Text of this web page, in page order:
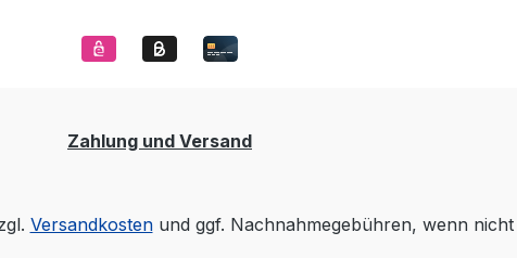
Zahlung und Versand
Versandkostenund ggf. Nachnahmegebühren, wenn nicht